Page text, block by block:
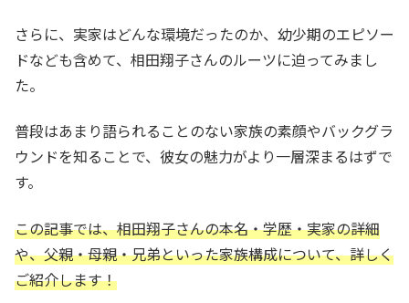
さらに、実家はどんな環境だったのか、幼少期のエピソー
ドなども含めて、相田翔子さんのルーツに迫ってみまし
た。
普段はあまり語られることのない家族の素顔やバックグラ
ウンドを知ることで、彼女の魅力がより一層深まるはずで
す。
この記事では、相田翔子さんの本名・学歴・実家の詳細
や、父親・母親・兄弟といった家族構成について、詳しく
ご紹介します！